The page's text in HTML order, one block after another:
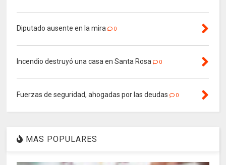
Diputado ausente en la mira 0
Incendio destruyó una casa en Santa Rosa 0
Fuerzas de seguridad, ahogadas por las deudas 0
MAS POPULARES